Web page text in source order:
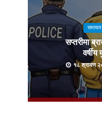
समाचार
सप्तरीमा
१८ श्रावण